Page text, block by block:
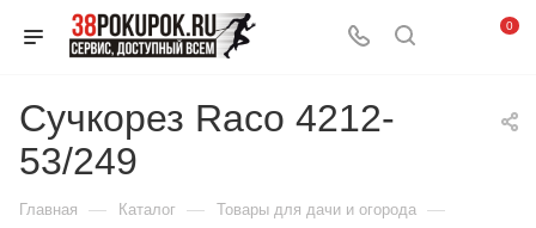
0
Сучкорез Raco 4212-
53/249
Главная — Каталог — Товары для дачи и огорода —